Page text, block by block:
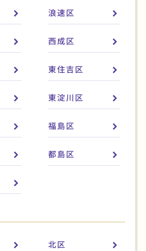
浪速区
西成区
東住吉区
東淀川区
福島区
都島区
北区